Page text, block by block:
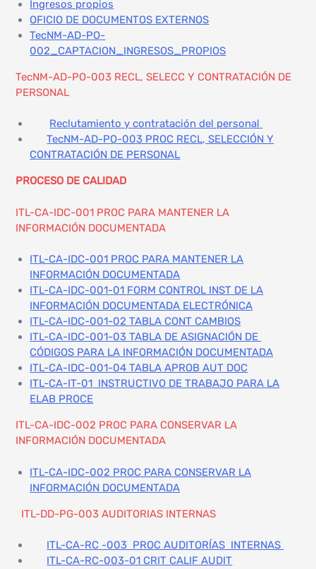
Ingresos propios
OFICIO DE DOCUMENTOS EXTERNOS
TecNM-AD-PO-
002_CAPTACION_INGRESOS_PROPIOS
TecNM-AD-PO-003 RECL, SELECC Y CONTRATACIÓN DE
PERSONAL
Reclutamiento y contratación del personal
TecNM-AD-PO-003 PROC RECL, SELECCIÓN Y
CONTRATACIÓN DE PERSONAL
PROCESO DE CALIDAD
ITL-CA-IDC-001 PROC PARA MANTENER LA
INFORMACIÓN DOCUMENTADA
ITL-CA-IDC-001 PROC PARA MANTENER LA
INFORMACIÓN DOCUMENTADA
ITL-CA-IDC-001-01 FORM CONTROL INST DE LA
INFORMACIÓN DOCUMENTADA ELECTRÓNICA
ITL-CA-IDC-001-02 TABLA CONT CAMBIOS
ITL-CA-IDC-001-03 TABLA DE ASIGNACIÓN DE
CÓDIGOS PARA LA INFORMACIÓN DOCUMENTADA
ITL-CA-IDC-001-04 TABLA APROB AUT DOC
ITL-CA-IT-01 INSTRUCTIVO DE TRABAJO PARA LA
ELAB PROCE
ITL-CA-IDC-002 PROC PARA CONSERVAR LA
INFORMACIÓN DOCUMENTADA
ITL-CA-IDC-002 PROC PARA CONSERVAR LA
INFORMACIÓN DOCUMENTADA
ITL-DD-PG-003 AUDITORIAS INTERNAS
ITL-CA-RC -003 PROC AUDITORÍAS INTERNAS
ITL-CA-RC-003-01 CRIT CALIF AUDIT